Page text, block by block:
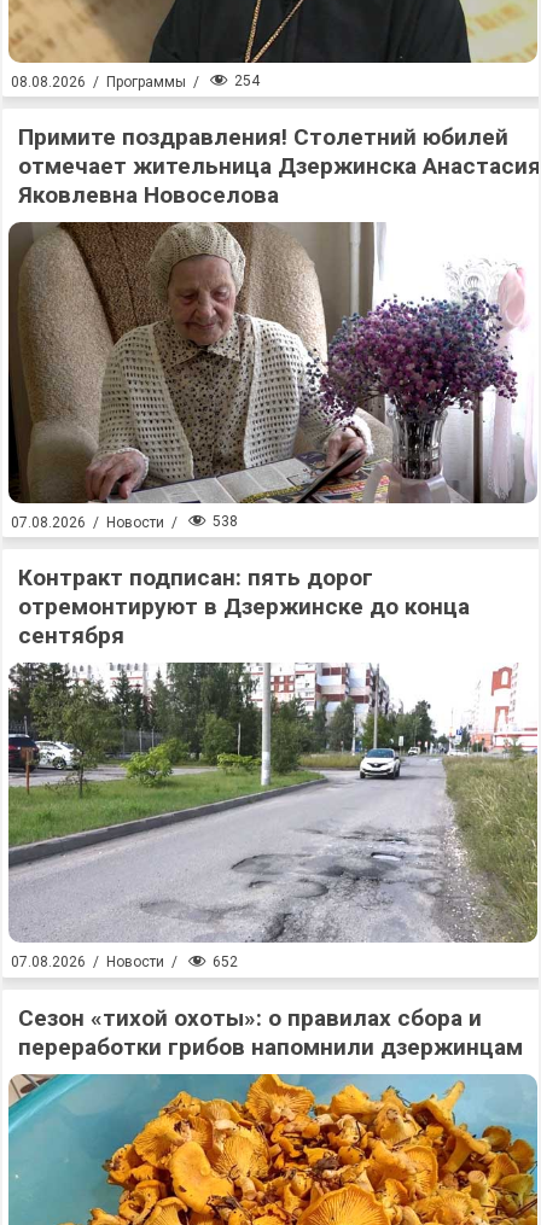
08.08.2026 / Программы / 254
Примите поздравления! Столетний юбилей
отмечает жительница Дзержинска Анастасия
Яковлевна Новоселова
07.08.2026 / Новости / 538
Контракт подписан: пять дорог
отремонтируют в Дзержинске до конца
сентября
07.08.2026 / Новости / 652
Сезон «тихой охоты»: о правилах сбора и
переработки грибов напомнили дзержинцам